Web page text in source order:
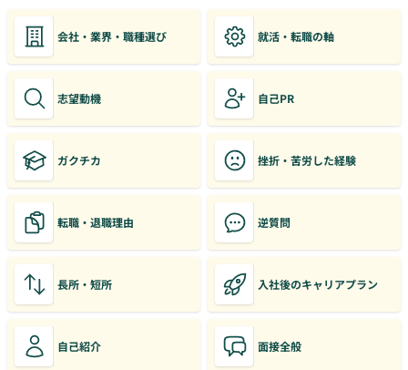
会社・業界・職種選び 就活・転職の軸
志望動機 自己PR
ガクチカ 挫折・苦労した経験
転職・退職理由 逆質問
長所・短所 入社後のキャリアプラン
自己紹介 面接全般